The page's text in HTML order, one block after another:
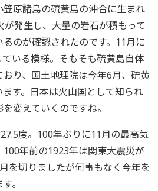
原諸島の硫黄島の沖合に生まれ
発生し、大量の岩石が積もって
のが確認されたのです。11月に
いる模様。そもそも硫黄島自体
り、国土地理院は今年6月、硫黄
す。日本は火山国として知られ
変えていくのですね。
度。100年ぶりに11月の最高気
年前の1923年は関東大震災が
を切りましたが何事もなく今年を
。